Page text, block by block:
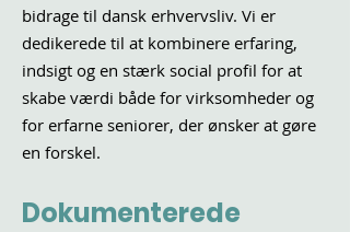
bidrage til dansk erhvervsliv. Vi er
dedikerede til at kombinere erfaring,
indsigt og en stærk social profil for at
skabe værdi både for virksomheder og
for erfarne seniorer, der ønsker at gøre
en forskel.
Dokumenterede